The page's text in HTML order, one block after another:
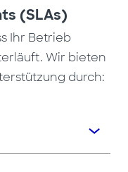
(SLAs)
Ihr Betrieb
Wir bieten
durch: